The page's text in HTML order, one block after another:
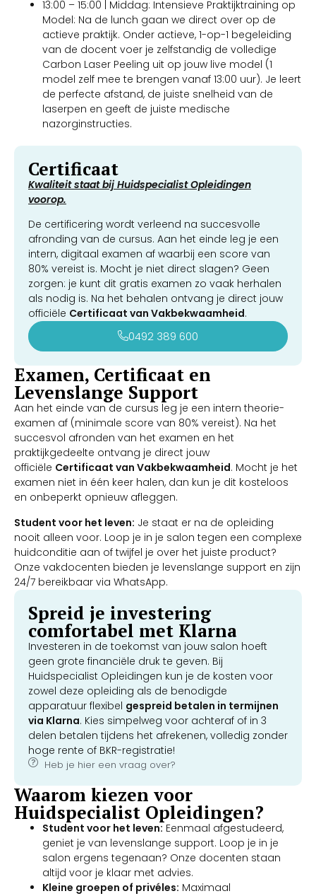
13:00 – 15:00 | Middag: Intensieve Praktijktraining op
Model: Na de lunch gaan we direct over op de
actieve praktijk. Onder actieve, 1-op-1 begeleiding
van de docent voer je zelfstandig de volledige
Carbon Laser Peeling uit op jouw live model (1
model zelf mee te brengen vanaf 13:00 uur). Je leert
de perfecte afstand, de juiste snelheid van de
laserpen en geeft de juiste medische
nazorginstructies.
Certificaat
Kwaliteit staat bij Huidspecialist Opleidingen
voorop.
De certificering wordt verleend na succesvolle
afronding van de cursus. Aan het einde leg je een
intern, digitaal examen af waarbij een score van
80% vereist is. Mocht je niet direct slagen? Geen
zorgen: je kunt dit gratis examen zo vaak herhalen
als nodig is. Na het behalen ontvang je direct jouw
officiële Certificaat van Vakbekwaamheid.
0492 389 600
Examen, Certificaat en
Levenslange Support
Aan het einde van de cursus leg je een intern theorie-
examen af (minimale score van 80% vereist). Na het
succesvol afronden van het examen en het
praktijkgedeelte ontvang je direct jouw
officiële Certificaat van Vakbekwaamheid. Mocht je het
examen niet in één keer halen, dan kun je dit kosteloos
en onbeperkt opnieuw afleggen.
Student voor het leven: Je staat er na de opleiding
nooit alleen voor. Loop je in je salon tegen een complexe
huidconditie aan of twijfel je over het juiste product?
Onze vakdocenten bieden je levenslange support en zijn
24/7 bereikbaar via WhatsApp.
Spreid je investering
comfortabel met Klarna
Investeren in de toekomst van jouw salon hoeft
geen grote financiële druk te geven. Bij
Huidspecialist Opleidingen kun je de kosten voor
zowel deze opleiding als de benodigde
apparatuur flexibel gespreid betalen in termijnen
via Klarna. Kies simpelweg voor achteraf of in 3
delen betalen tijdens het afrekenen, volledig zonder
hoge rente of BKR-registratie!
Heb je hier een vraag over?
Waarom kiezen voor
Huidspecialist Opleidingen?
Student voor het leven: Eenmaal afgestudeerd,
geniet je van levenslange support. Loop je in je
salon ergens tegenaan? Onze docenten staan
altijd voor je klaar met advies.
Kleine groepen of privéles: Maximaal